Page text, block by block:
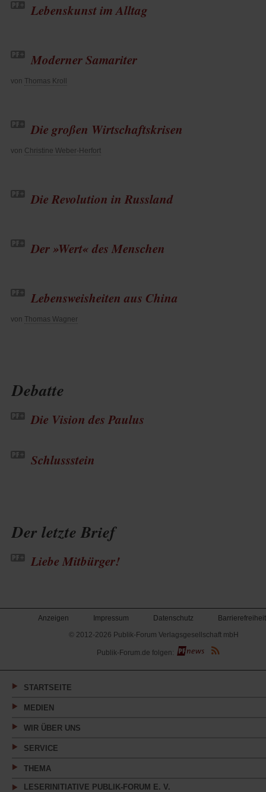
Lebenskunst im Alltag
Moderner Samariter
von Thomas Kroll
Die großen Wirtschaftskrisen
von Christine Weber-Herfort
Die Revolution in Russland
Der »Wert« des Menschen
Lebensweisheiten aus China
von Thomas Wagner
Debatte
Die Vision des Paulus
Schlussstein
Der letzte Brief
Liebe Mitbürger!
Anzeigen Impressum Datenschutz
Barrierefreiheit
© 2012-2026 Publik-Forum Verlagsgesellschaft mbH
(Öffnet
in
neuen
Publik-Forum.de folgen:
STARTSEITE
MEDIEN
WIR ÜBER UNS
SERVICE
THEMA
LESERINITIATIVE PUBLIK-FORUM E. V.